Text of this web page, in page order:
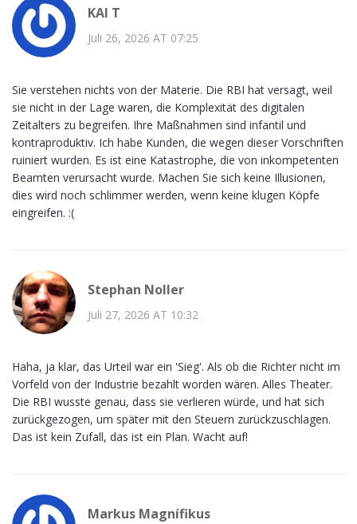
KAI T
Juli 26, 2026 AT 07:25
Sie verstehen nichts von der Materie. Die RBI hat versagt, weil
sie nicht in der Lage waren, die Komplexität des digitalen
Zeitalters zu begreifen. Ihre Maßnahmen sind infantil und
kontraproduktiv. Ich habe Kunden, die wegen dieser Vorschriften
ruiniert wurden. Es ist eine Katastrophe, die von inkompetenten
Beamten verursacht wurde. Machen Sie sich keine Illusionen,
dies wird noch schlimmer werden, wenn keine klugen Köpfe
eingreifen. :(
Stephan Noller
Juli 27, 2026 AT 10:32
Haha, ja klar, das Urteil war ein 'Sieg'. Als ob die Richter nicht im
Vorfeld von der Industrie bezahlt worden wären. Alles Theater.
Die RBI wusste genau, dass sie verlieren würde, und hat sich
zurückgezogen, um später mit den Steuern zurückzuschlagen.
Das ist kein Zufall, das ist ein Plan. Wacht auf!
Markus Magnífikus